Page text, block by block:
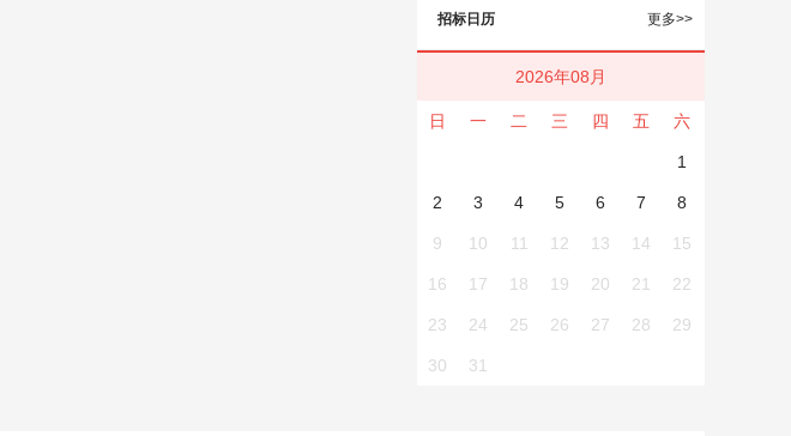
招标日历 更多>>
2026年08月
日 一 二 三 四 五 六
1
2 3 4 5 6 7 8
9 10 11 12 13 14 15
16 17 18 19 20 21 22
23 24 25 26 27 28 29
30 31